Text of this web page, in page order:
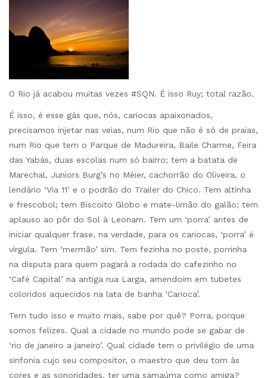
O Rio já acabou muitas vezes #SQN. É isso Ruy; total razão.
É isso, é esse gás que, nós, cariocas apaixonados,
precisamos injetar nas veias, num Rio que não é só de praias,
num Rio que tem o Parque de Madureira, Baile Charme, Feira
das Yabás, duas escolas num só bairro; tem a batata de
Marechal, Juniors Burg’s no Méier, cachorrão do Oliveira, o
lendário ‘Via 11’ e o podrão do Trailer do Chico. Tem altinha
e frescobol; tem Biscoito Globo e mate-limão do galão; tem
aplauso ao pôr do Sol à Leonam. Tem um ‘porra’ antes de
iniciar qualquer frase, na verdade, para os cariocas, ‘porra’ é
vírgula. Tem ‘mermão’ sim. Tem fezinha no poste, porrinha
na disputa para quem pagará a rodada do cafezinho no
‘Café Capital’ na antiga rua Larga, amendoim em tubetes
coloridos aquecidos na lata de banha ‘Carioca’.
Tem tudo isso e muito mais, sabe por quê? Porra, porque
somos felizes. Qual a cidade no mundo pode se gabar de
‘rio de janeiro a janeiro’. Qual cidade tem o privilégio de uma
sinfonia cujo seu compositor, o maestro que deu tom às
cores e as sonoridades, ter uma samaúma como amiga?